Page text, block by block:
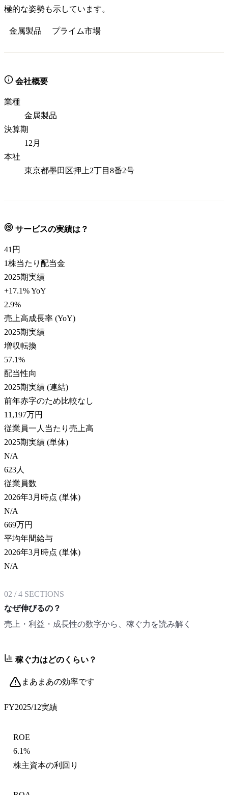
極的な姿勢も示しています。
金属製品 プライム市場
会社概要
業種
金属製品
決算期
12月
本社
東京都墨田区押上2丁目8番2号
サービスの実績は？
41 円
1株当たり配当金
2025期実績
+17.1% YoY
2.9%
売上高成長率 (YoY)
2025期実績
増収転換
57.1%
配当性向
2025期実績 (連結)
前年赤字のため比較なし
11,197万円
従業員一人当たり売上高
2025期実績 (単体)
N/A
623人
従業員数
2026年3月時点 (単体)
N/A
669万円
平均年間給与
2026年3月時点 (単体)
N/A
02 /4 SECTIONS
なぜ伸びるの？
売上・利益・成長性の数字から、稼ぐ力を読み解く
稼ぐ力はどのくらい？
まあまあの効率です
FY2025/12実績
ROE
6.1%
株主資本の利回り